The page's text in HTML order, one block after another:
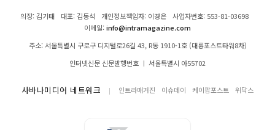
의장: 김기태 대표: 김동석 개인정보책임자: 이경은
사업자번호: 553-81-03698
이메일:info@intramagazine.com
주소: 서울특별시 구로구 디지털로26길 43, R동 1910-1호 (대륭포스트타워8차)
인터넷신문 신문발행번호 ㅣ 서울특별시 아55702
사바나미디어 네트워크 인트라매거진 이슈데이 케이팝포스트 위닥스